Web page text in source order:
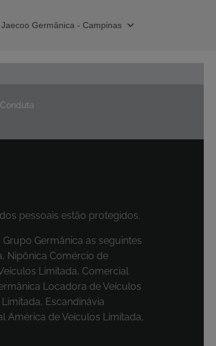
Germânica - Campinas
pessoais estão protegidos.
Germânica as seguintes
Nipônica Comércio de
Limitada, Comercial
Locadora de Veículos
Escandinávia
América de Veículos Limitada,